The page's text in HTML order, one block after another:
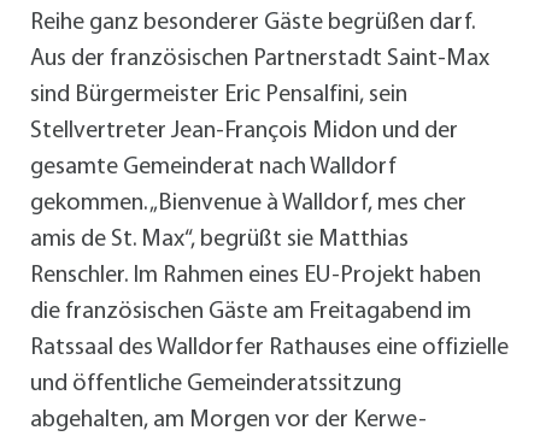
Reihe ganz besonderer Gäste begrüßen darf.
Aus der französischen Partnerstadt Saint-Max
sind Bürgermeister Eric Pensalfini, sein
Stellvertreter Jean-François Midon und der
gesamte Gemeinderat nach Walldorf
gekommen. „Bienvenue à Walldorf, mes cher
amis de St. Max“, begrüßt sie Matthias
Renschler. Im Rahmen eines EU-Projekt haben
die französischen Gäste am Freitagabend im
Ratssaal des Walldorfer Rathauses eine offizielle
und öffentliche Gemeinderatssitzung
abgehalten, am Morgen vor der Kerwe-